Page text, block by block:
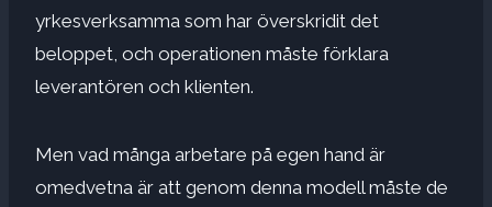
yrkesverksamma som har överskridit det
beloppet, och operationen måste förklara
leverantören och klienten.
Men vad många arbetare på egen hand är
omedvetna är att genom denna modell måste de